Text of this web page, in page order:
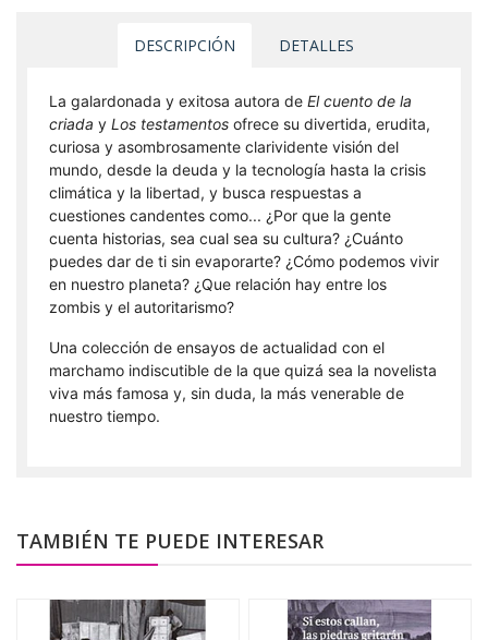
DESCRIPCIÓN DETALLES
La galardonada y exitosa autora de El cuento de la
criada y Los testamentos ofrece su divertida, erudita,
curiosa y asombrosamente clarividente visión del
mundo, desde la deuda y la tecnología hasta la crisis
climática y la libertad, y busca respuestas a
cuestiones candentes como... ¿Por que la gente
cuenta historias, sea cual sea su cultura? ¿Cuánto
puedes dar de ti sin evaporarte? ¿Cómo podemos vivir
en nuestro planeta? ¿Que relación hay entre los
zombis y el autoritarismo?
Una colección de ensayos de actualidad con el
marchamo indiscutible de la que quizá sea la novelista
viva más famosa y, sin duda, la más venerable de
nuestro tiempo.
TAMBIÉN TE PUEDE INTERESAR